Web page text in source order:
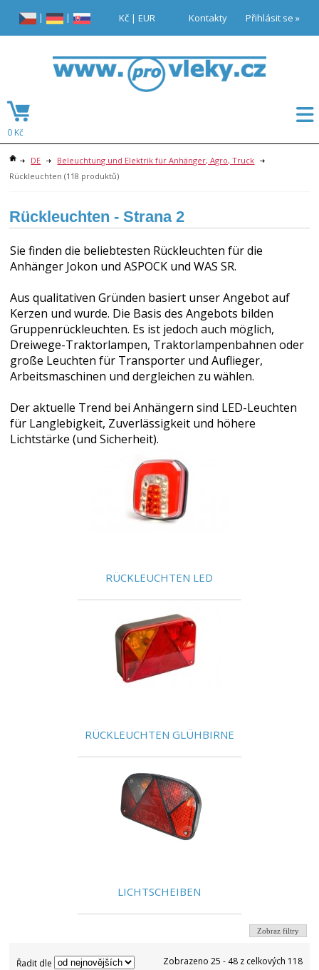
DE
Beleuchtung und Elektrik für Anhänger, Agro, Truck
Rückleuchten (118 produktů)
Rückleuchten - Strana 2
Sie finden die beliebtesten Rückleuchten für die
Anhänger Jokon und ASPOCK und WAS SR.
Aus qualitativen Gründen basiert unser Angebot auf
Kerzen und wurde. Die Basis des Angebots bilden
Gruppenrückleuchten. Es ist jedoch auch möglich,
Dreiwege-Traktorlampen, Traktorlampenbahnen oder
große Leuchten für Transporter und Auflieger,
Arbeitsmaschinen und dergleichen zu wählen.
Der aktuelle Trend bei Anhängern sind LED-Leuchten
für Langlebigkeit, Zuverlässigkeit und höhere
Lichtstärke (und Sicherheit).
RÜCKLEUCHTEN LED
RÜCKLEUCHTEN GLÜHBIRNE
LICHTSCHEIBEN
Zobraz filtry
Řadit dle Zobrazeno 25 - 48 z celkových 118
Přihlásit se »
Kontakty
Kč |EUR
| |
0 Kč